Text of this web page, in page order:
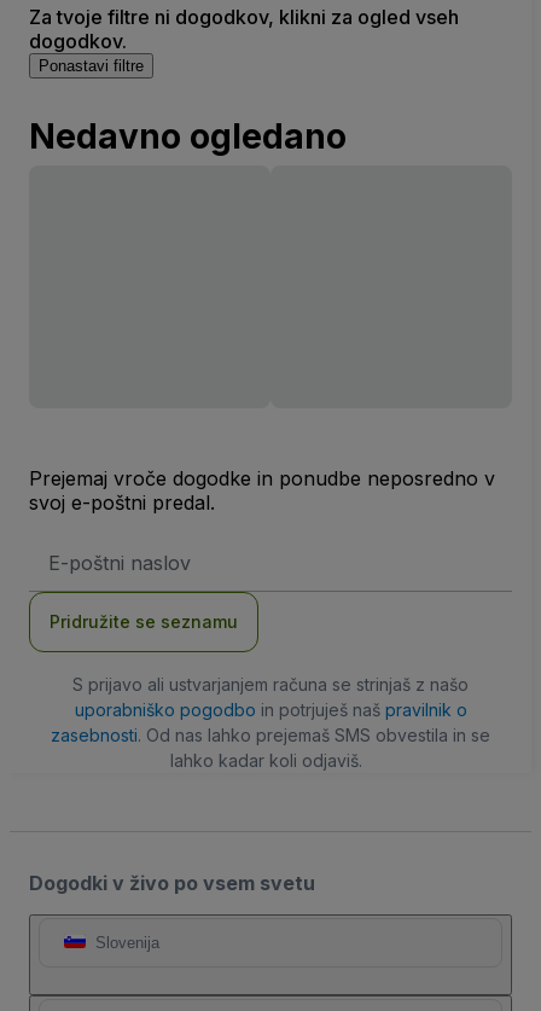
Za tvoje filtre ni dogodkov, klikni za ogled vseh
dogodkov.
Ponastavi filtre
Nedavno ogledano
Prejemaj vroče dogodke in ponudbe neposredno v
svoj e-poštni predal.
naslov
Pridružite se seznamu
S prijavo ali ustvarjanjem računa se strinjaš z našo
uporabniško pogodbo in potrjuješ naš pravilnik o
zasebnosti. Od nas lahko prejemaš SMS obvestila in se
lahko kadar koli odjaviš.
Dogodki v živo po vsem svetu
Slovenija